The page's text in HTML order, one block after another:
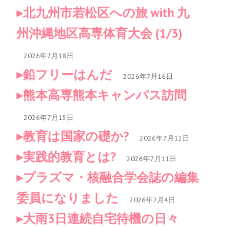
北九州市若松区への旅 with 九
州沖縄地区高専体育大会 (1/3)
2026年7月18日
鉛フリーはんだ 2026年7月16日
熊本高専熊本キャンパス訪問
2026年7月15日
教育は国家の礎か? 2026年7月12日
実践的教育とは? 2026年7月11日
プラズマ・核融合学会誌の編集
委員になりました
2026年7月4日
大雨3日連続自宅待機の日々